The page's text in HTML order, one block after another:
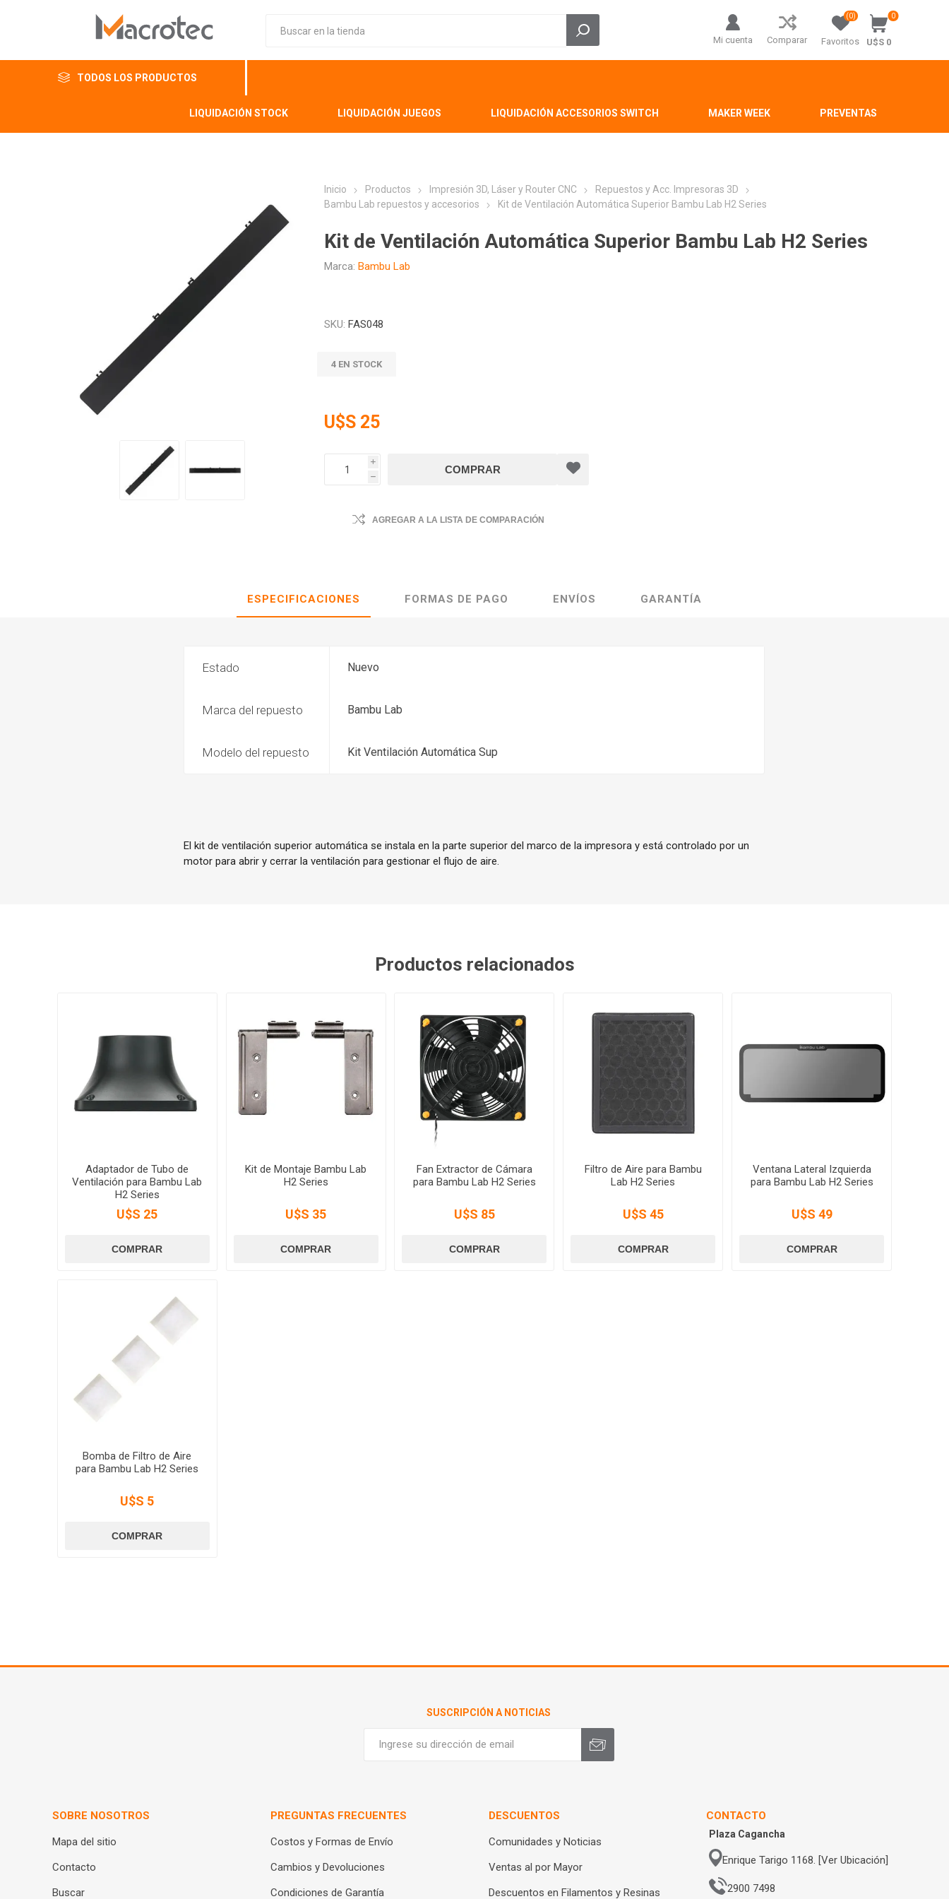
Mi cuenta Comparar Favoritos
(0) 0
U$S 0
TODOS LOS PRODUCTOS
LIQUIDACIÓN STOCK LIQUIDACIÓN JUEGOS LIQUIDACIÓN ACCESORIOS SWITCH MAKER WEEK PREVENTAS
Inicio Productos Impresión 3D, Láser y Router CNC
Repuestos y Acc. Impresoras 3D
Bambu Lab repuestos y accesorios
Kit de Ventilación Automática Superior Bambu Lab H2 Series
Kit de Ventilación Automática Superior Bambu Lab H2 Series
Marca: Bambu Lab
SKU: FAS048
4 EN STOCK
U$S 25
i
h
AGREGAR A LA LISTA DE COMPARACIÓN
ESPECIFICACIONES FORMAS DE PAGO ENVÍOS GARANTÍA
Estado Nuevo
Marca del repuesto Bambu Lab
Modelo del repuesto Kit Ventilación Automática Sup
El kit de ventilación superior automática se instala en la parte superior del marco de la impresora y está controlado por un
motor para abrir y cerrar la ventilación para gestionar el flujo de aire.
Productos relacionados
Adaptador de Tubo de
Ventilación para Bambu Lab
H2 Series
U$S 25
Kit de Montaje Bambu Lab
H2 Series
U$S 35
Fan Extractor de Cámara
para Bambu Lab H2 Series
U$S 85
Filtro de Aire para Bambu
Lab H2 Series
U$S 45
Ventana Lateral Izquierda
para Bambu Lab H2 Series
U$S 49
Bomba de Filtro de Aire
para Bambu Lab H2 Series
U$S 5
SUSCRIPCIÓN A NOTICIAS
SOBRE NOSOTROS
Mapa del sitio
Contacto
Buscar
PREGUNTAS FRECUENTES
Costos y Formas de Envío
Cambios y Devoluciones
Condiciones de Garantía
DESCUENTOS
Comunidades y Noticias
Ventas al por Mayor
Descuentos en Filamentos y Resinas
CONTACTO
Plaza Cagancha
Enrique Tarigo 1168. [Ver Ubicación]
2900 7498